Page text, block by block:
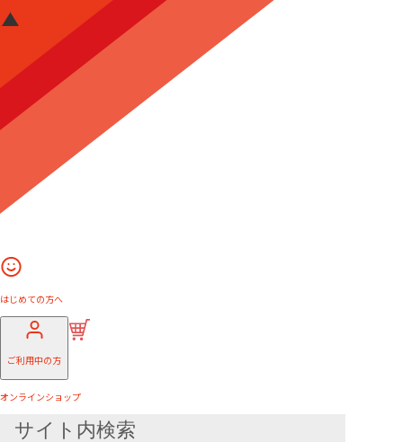
はじめての方へ
ご利用中の方
オンラインショップ